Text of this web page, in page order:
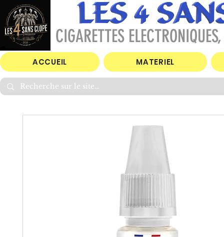
CIGARETTES
ACCUEIL MATERIEL